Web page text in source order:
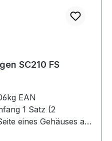
SNR Gehäusedichtungen SC210 FS
EAN
1 Satz (2
eines Gehäuses ab,